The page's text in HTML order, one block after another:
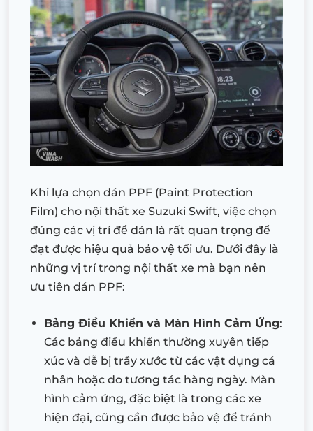
Khi lựa chọn dán PPF (Paint Protection
Film) cho nội thất xe Suzuki Swift, việc chọn
đúng các vị trí để dán là rất quan trọng để
đạt được hiệu quả bảo vệ tối ưu. Dưới đây là
những vị trí trong nội thất xe mà bạn nên
ưu tiên dán PPF:
Bảng Điều Khiển và Màn Hình Cảm Ứng:
Các bảng điều khiển thường xuyên tiếp
xúc và dễ bị trầy xước từ các vật dụng cá
nhân hoặc do tương tác hàng ngày. Màn
hình cảm ứng, đặc biệt là trong các xe
hiện đại, cũng cần được bảo vệ để tránh